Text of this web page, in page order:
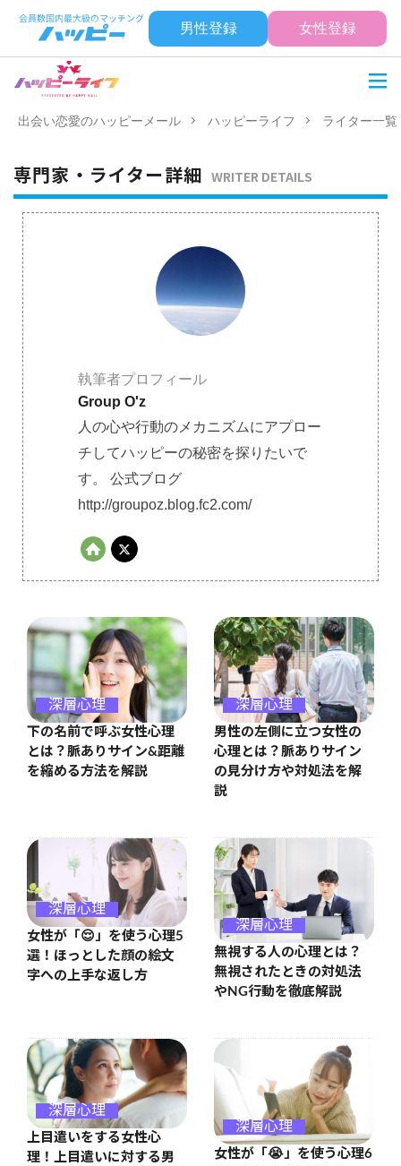
男性登録 女性登録
出会い恋愛のハッピーメール ハッピーライフ ライター一覧
専門家・ライター詳細 WRITER DETAILS
執筆者プロフィール
Group O'z
人の心や行動のメカニズムにアプロー
チしてハッピーの秘密を探りたいで
す。 公式ブログ
http://groupoz.blog.fc2.com/
深層心理
下の名前で呼ぶ女性心理
とは？脈ありサイン&距離
を縮める方法を解説
深層心理
男性の左側に立つ女性の
心理とは？脈ありサイン
の見分け方や対処法を解
説
深層心理
女性が「😌」を使う心理5
選！ほっとした顔の絵文
字への上手な返し方
深層心理
無視する人の心理とは？
無視されたときの対処法
やNG行動を徹底解説
深層心理
上目遣いをする女性心
理！上目遣いに対する男
深層心理
女性が「😭」を使う心理6